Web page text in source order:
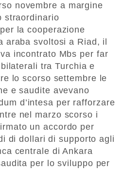
novembre a margine
straordinario
la cooperazione
araba svoltosi a Riad, il
incontrato Mbs per far
tra Turchia e
lo scorso settembre le
e saudite avevano
d’intesa per rafforzare
nel marzo scorso i
un accordo per
di dollari di supporto agli
centrale di Ankara
per lo sviluppo per